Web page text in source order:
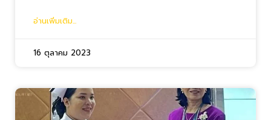
อ่านเพิ่มเติม...
16 ตุลาคม 2023